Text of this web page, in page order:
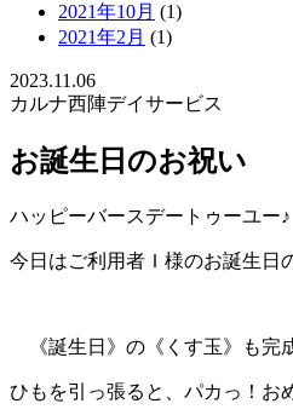
2021年10月 (1)
2021年2月 (1)
2023.11.06
カルナ西陣デイサービス
お誕生日のお祝い
ハッピーバースデートゥーユー♪
今日はご利用者Ｉ様のお誕生日
《誕生日》の《くす玉》も完
ひもを引っ張ると、パカっ！お